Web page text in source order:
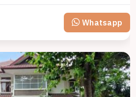
Whatsapp